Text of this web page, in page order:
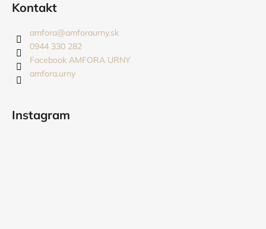
Kontakt
amfora@amforaurny.sk
0944 330 282
Facebook AMFORA URNY
amfora.urny
Instagram